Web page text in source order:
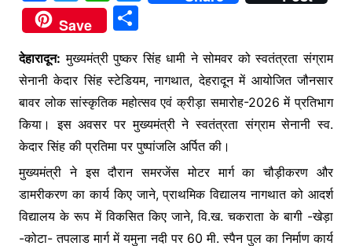
a
c
e
b
o
o
k
w
itt
er
h
at
s
A
p
p
e
s
e
n
g
er
Save
S
ar
e
देहारादून: मुख्यमंत्री पुष्कर सिंह धामी ने सोमवर को स्वतंत्रता संग्राम
सेनानी केदार सिंह स्टेडियम, नागथात, देहरादून में आयोजित जौनसार
बावर लोक सांस्कृतिक महोत्सव एवं क्रीड़ा समारोह-2026 में प्रतिभाग
किया। इस अवसर पर मुख्यमंत्री ने स्वतंत्रता संग्राम सेनानी स्व.
केदार सिंह की प्रतिमा पर पुष्पांजलि अर्पित की।
मुख्यमंत्री ने इस दौरान समरजेंस मोटर मार्ग का चौड़ीकरण और
डामरीकरण का कार्य किए जाने, प्राथमिक विद्यालय नागथात को आदर्श
विद्यालय के रूप में विकसित किए जाने, वि.ख. चकराता के बागी -खेड़ा
-कोटा- तपलाड मार्ग में यमुना नदी पर 60 मी. स्पैन पुल का निर्माण कार्य